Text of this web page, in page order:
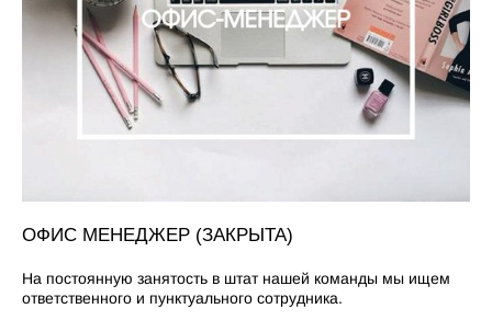
ОФИС МЕНЕДЖЕР (ЗАКРЫТА)
На постоянную занятость в штат нашей команды мы ищем
ответственного и пунктуального сотрудника.